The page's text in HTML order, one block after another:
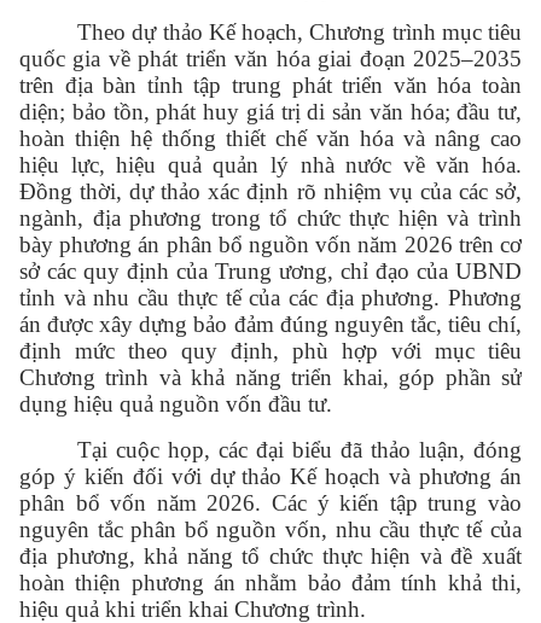
Theo dự thảo Kế hoạch, Chương trình mục tiêu
quốc gia về phát triển văn hóa giai đoạn 2025–2035
trên địa bàn tỉnh tập trung phát triển văn hóa toàn
diện; bảo tồn, phát huy giá trị di sản văn hóa; đầu tư,
hoàn thiện hệ thống thiết chế văn hóa và nâng cao
hiệu lực, hiệu quả quản lý nhà nước về văn hóa.
Đồng thời, dự thảo xác định rõ nhiệm vụ của các sở,
ngành, địa phương trong tổ chức thực hiện và trình
bày phương án phân bổ nguồn vốn năm 2026 trên cơ
sở các quy định của Trung ương, chỉ đạo của UBND
tỉnh và nhu cầu thực tế của các địa phương. Phương
án được xây dựng bảo đảm đúng nguyên tắc, tiêu chí,
định mức theo quy định, phù hợp với mục tiêu
Chương trình và khả năng triển khai, góp phần sử
dụng hiệu quả nguồn vốn đầu tư.
Tại cuộc họp, các đại biểu đã thảo luận, đóng
góp ý kiến đối với dự thảo Kế hoạch và phương án
phân bổ vốn năm 2026. Các ý kiến tập trung vào
nguyên tắc phân bổ nguồn vốn, nhu cầu thực tế của
địa phương, khả năng tổ chức thực hiện và đề xuất
hoàn thiện phương án nhằm bảo đảm tính khả thi,
hiệu quả khi triển khai Chương trình.